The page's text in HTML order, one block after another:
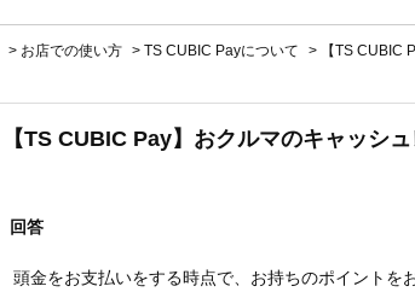
> お店での使い方 > TS CUBIC Payについて > 【TS CUBIC
【TS CUBIC Pay】おクルマのキャッシ
回答
頭金をお支払いをする時点で、お持ちのポイントを